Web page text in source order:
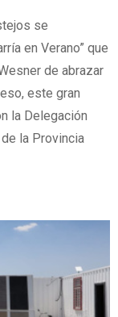
se
en Verano” que
de abrazar
este gran
la Delegación
la Provincia